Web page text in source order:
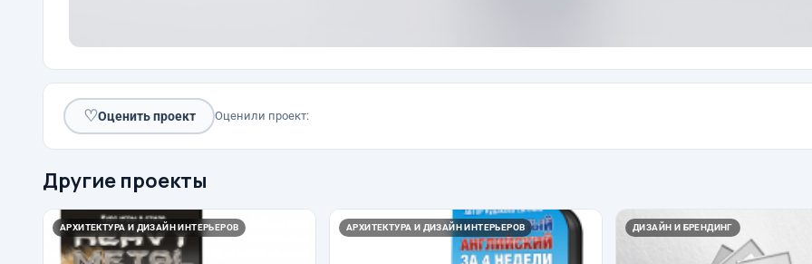
♡Оценить проект Оценили проект:
Другие проекты
АРХИТЕКТУРА И ДИЗАЙН ИНТЕРЬЕРОВ АРХИТЕКТУРА И ДИЗАЙН ИНТЕРЬЕРОВ ДИЗАЙН И БРЕНДИНГ